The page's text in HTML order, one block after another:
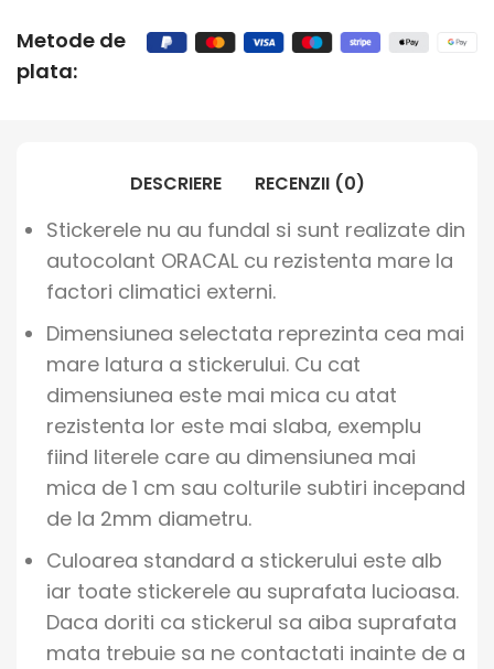
Metode de
plata:
DESCRIERE RECENZII (0)
Stickerele nu au fundal si sunt realizate din
autocolant ORACAL cu rezistenta mare la
factori climatici externi.
Dimensiunea selectata reprezinta cea mai
mare latura a stickerului. Cu cat
dimensiunea este mai mica cu atat
rezistenta lor este mai slaba, exemplu
fiind literele care au dimensiunea mai
mica de 1 cm sau colturile subtiri incepand
de la 2mm diametru.
Culoarea standard a stickerului este alb
iar toate stickerele au suprafata lucioasa.
Daca doriti ca stickerul sa aiba suprafata
mata trebuie sa ne contactati inainte de a